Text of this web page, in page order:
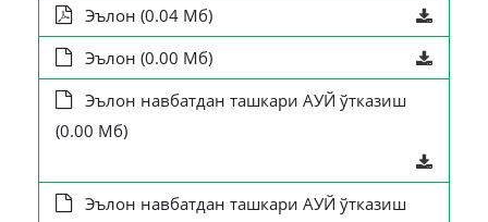
Эълон (0.04 Мб)
Эълон (0.00 Мб)
Эълон навбатдан ташкари АУЙ ўтказиш
(0.00 Мб)
Эълон навбатдан ташкари АУЙ ўтказиш